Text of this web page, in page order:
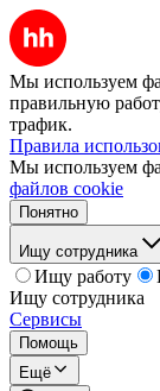
Мы используем
правильную
трафик.
Правила
Мы используем
файлов cookie
Понятно
Ищу сотрудника
Ищу работу
Ищу сотрудника
Сервисы
Помощь
Ещё